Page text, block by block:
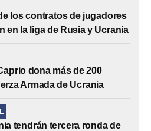
los contratos de jugadores
en la liga de Rusia y Ucrania
dona más de 200
Armada de Ucrania
tendrán tercera ronda de